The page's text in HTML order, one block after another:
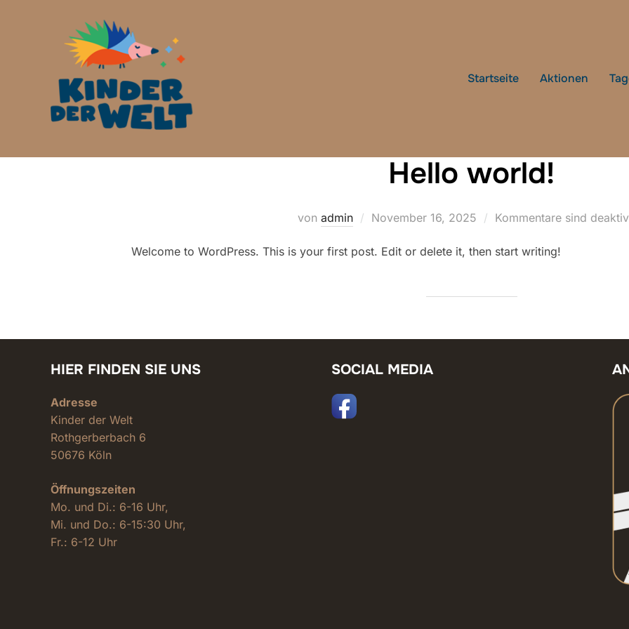
Startseite Aktionen
Hello world!
von admin
Veröffentlicht
November 16, 2025 Kommentare sind
Welcome to WordPress. This is your first post. Edit or delete it, then start writing!
HIER FINDEN SIE UNS
Adresse
Kinder der Welt
Rothgerberbach 6
50676 Köln
Öffnungszeiten
Mo. und Di.: 6-16 Uhr,
Mi. und Do.: 6-15:30 Uhr,
Fr.: 6-12 Uhr
SOCIAL MEDIA